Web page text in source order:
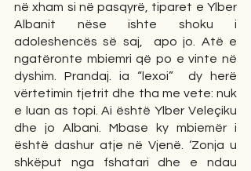
në xham si në pasqyrë, tiparet e Ylber
Albanit nëse ishte shoku i
adoleshencës së saj,  apo jo. Atë e
ngatëronte mbiemri që po e vinte në
dyshim. Prandaj. ia “lexoi”  dy herë
vërtetimin tjetrit dhe tha me vete: nuk
e luan as topi. Ai është Ylber Veleçiku
dhe jo Albani. Mbase ky mbiemër i
është dashur atje në Vjenë. ‘Zonja u
shkëput nga fshatari dhe e ndau